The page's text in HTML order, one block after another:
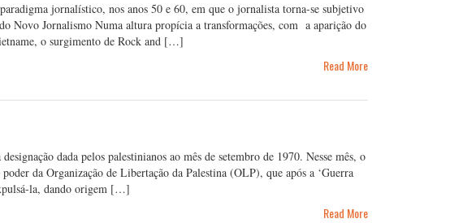
jornalístico, nos anos 50 e 60, em que o jornalista torna-se subjetivo
Novo Jornalismo Numa altura propícia a transformações, com a aparição do
o surgimento de Rock and […]
Read More
dada pelos palestinianos ao mês de setembro de 1970. Nesse mês, o
da Organização de Libertação da Palestina (OLP), que após a ‘Guerra
la, dando origem […]
Read More